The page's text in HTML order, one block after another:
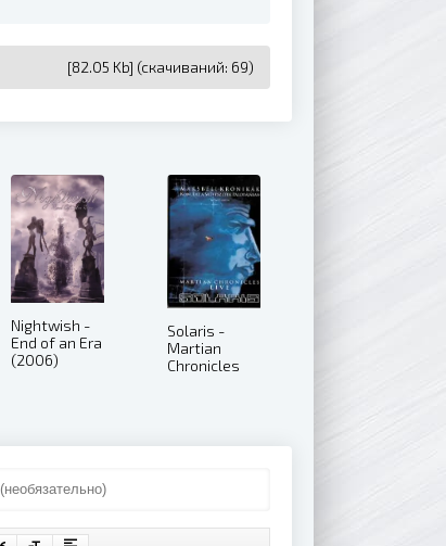
[82.05 Kb] (cкачиваний: 69)
Nightwish -
End of an Era
(2006)
Solaris -
Martian
Chronicles